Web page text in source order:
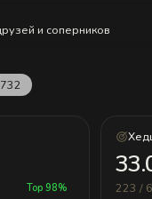
и соперников
Top 98% 223 /